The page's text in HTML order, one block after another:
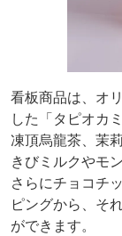
看板商品は、オ
した「タピオカ
凍頂烏龍茶、茉
きびミルクやモ
さらにチョコチ
ピングから、そ
ができます。